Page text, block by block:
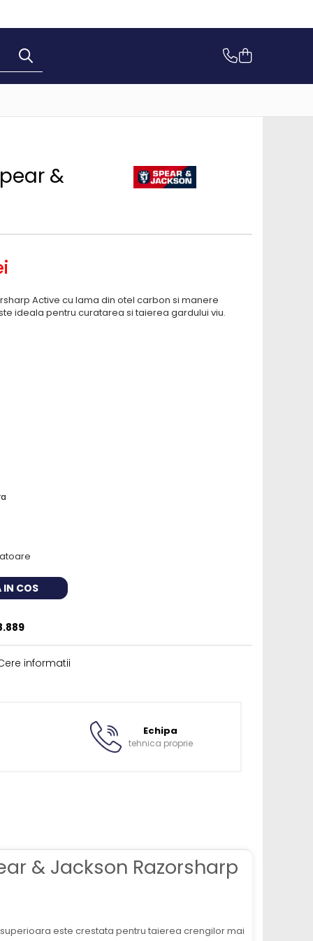
&
Active cu lama din otel carbon si manere
ideala pentru curatarea si taierea gardului viu.
IN COS
informatii
Echipa
tehnica proprie
& Jackson Razorsharp
este crestata pentru taierea crengilor mai